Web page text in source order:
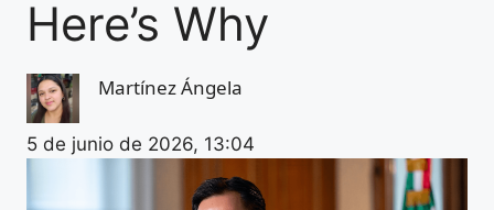
Here’s Why
Martínez Ángela
5 de junio de 2026, 13:04